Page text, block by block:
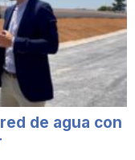
de agua con